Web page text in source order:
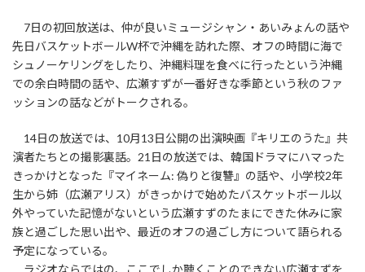
7日の初回放送は、仲が良いミュージシャン・あいみょんの話や
先日バスケットボールW杯で沖縄を訪れた際、オフの時間に海で
シュノーケリングをしたり、沖縄料理を食べに行ったという沖縄
での余白時間の話や、広瀬すずが一番好きな季節という秋のファ
ッションの話などがトークされる。
14日の放送では、10月13日公開の出演映画『キリエのうた』共
演者たちとの撮影裏話。21日の放送では、韓国ドラマにハマった
きっかけとなった『マイネーム: 偽りと復讐』の話や、小学校2年
生から姉（広瀬アリス）がきっかけで始めたバスケットボール以
外やっていた記憶がないという広瀬すずのたまにできた休みに家
族と過ごした思い出や、最近のオフの過ごし方について語られる
予定になっている。